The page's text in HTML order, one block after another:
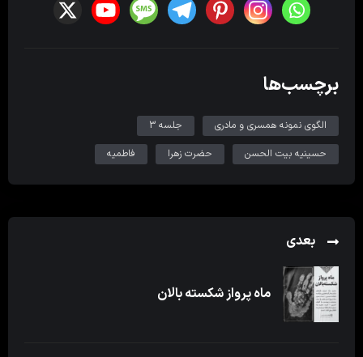
برچسب‌ها
الگوی نمونه همسری و مادری
جلسه 3
حسینیه بیت الحسن
حضرت زهرا فاطمیه
بعدی
ماه پرواز شکسته بالان